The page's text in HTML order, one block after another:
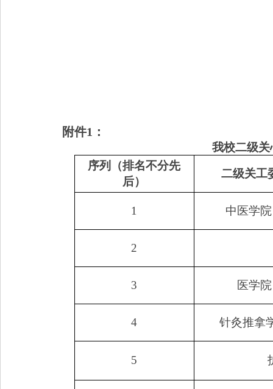
附件1 ：
我校二级
序列（排名不分先
后）
二级关工
1 中医学院
2
3 医学院
4 针灸推拿
5